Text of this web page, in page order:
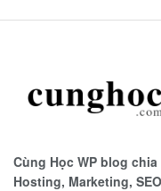
Cùng Học WP blog
Hosting, Marketing,